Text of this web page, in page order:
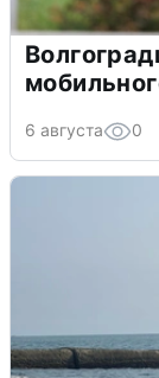
6 августа 0